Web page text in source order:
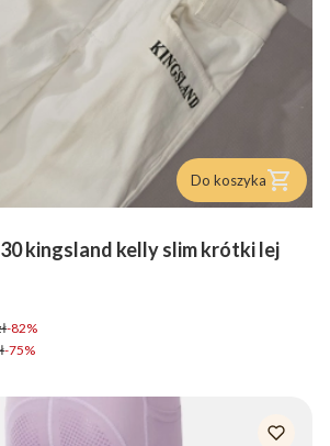
Do koszyka
kelly slim krótki lej
-82%
-75%